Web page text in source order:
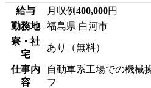
給与 月収例400,000円
勤務地
福島県 白河市
寮・社
宅
あり（無料）
仕事内
容
自動車系工場での機械
フ